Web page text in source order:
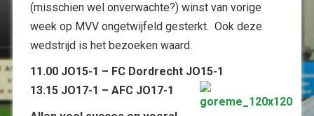
(misschien wel onverwachte?) winst van vorige
week op MVV ongetwijfeld gesterkt. Ook deze
wedstrijd is het bezoeken waard.
11.00 JO15-1 – FC Dordrecht JO15-1
13.15 JO17-1 – AFC JO17-1